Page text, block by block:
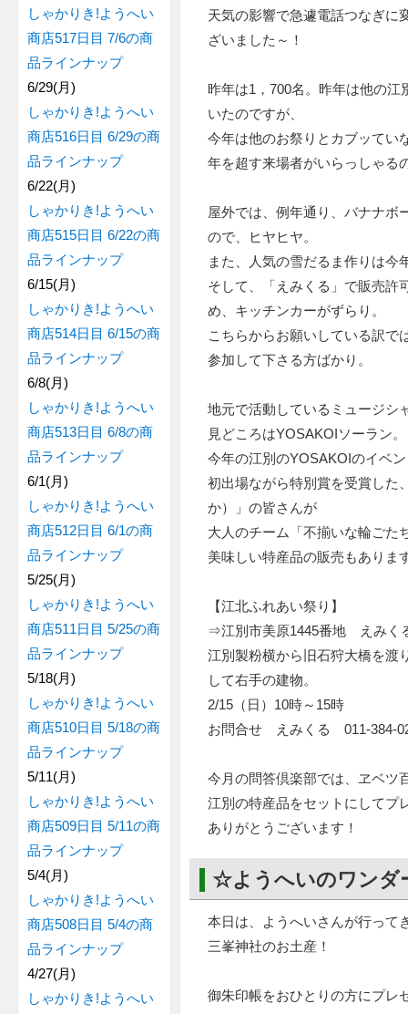
天気の影響で急遽電話つなぎに
ざいました～！
昨年は1，700名。昨年は他の
いたのですが、
今年は他のお祭りとカブッてい
年を超す来場者がいらっしゃる
屋外では、例年通り、バナナボ
ので、ヒヤヒヤ。
また、人気の雪だるま作りは今
そして、「えみくる」で販売許
め、キッチンカーがずらり。
こちらからお願いしている訳で
参加して下さる方ばかり。
地元で活動しているミュージシ
見どころはYOSAKOIソーラン。
今年の江別のYOSAKOIのイベ
初出場ながら特別賞を受賞した
か）」の皆さんが
大人のチーム「不揃いな輪ごた
美味しい特産品の販売もありま
【江北ふれあい祭り】
⇒江別市美原1445番地 えみく
江別製粉横から旧石狩大橋を渡
して右手の建物。
2/15（日）10時～15時
お問合せ えみくる 011-384-
今月の問答倶楽部では、ヱベツ
江別の特産品をセットにしてプ
ありがとうございます！
☆ようへいのワンダ
本日は、ようへいさんが行って
三峯神社のお土産！
御朱印帳をおひとりの方にプレ
しゃかりき!ようへい
商店517日目 7/6の商
品ラインナップ
6/29(月)
しゃかりき!ようへい
商店516日目 6/29の商
品ラインナップ
6/22(月)
しゃかりき!ようへい
商店515日目 6/22の商
品ラインナップ
6/15(月)
しゃかりき!ようへい
商店514日目 6/15の商
品ラインナップ
6/8(月)
しゃかりき!ようへい
商店513日目 6/8の商
品ラインナップ
6/1(月)
しゃかりき!ようへい
商店512日目 6/1の商
品ラインナップ
5/25(月)
しゃかりき!ようへい
商店511日目 5/25の商
品ラインナップ
5/18(月)
しゃかりき!ようへい
商店510日目 5/18の商
品ラインナップ
5/11(月)
しゃかりき!ようへい
商店509日目 5/11の商
品ラインナップ
5/4(月)
しゃかりき!ようへい
商店508日目 5/4の商
品ラインナップ
4/27(月)
しゃかりき!ようへい